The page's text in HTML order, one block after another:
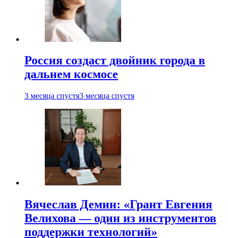
Россия создаст двойник города в
дальнем космосе
3 месяца спустя3 месяца спустя
Вячеслав Демин: «Грант Евгения
Велихова — один из инструментов
поддержки технологий»